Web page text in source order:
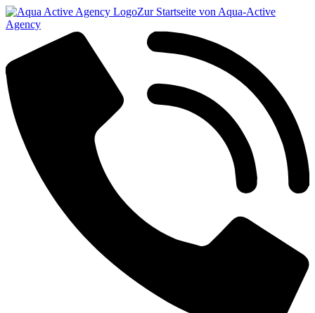
Zur Startseite von Aqua-Active
Agency